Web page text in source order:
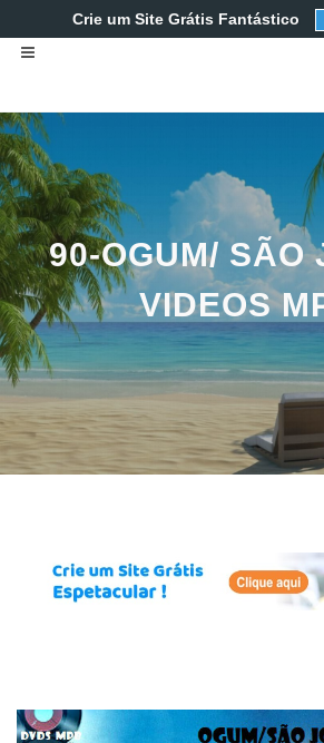
90-OGUM/ SÃO
VIDEOS
Crie um Site Grátis Fantástico